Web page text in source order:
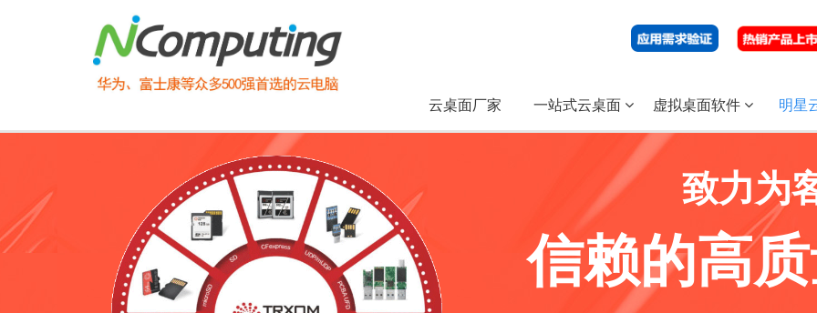
云桌面厂家 一站式云桌面 虚拟桌面软件 明星
致力为
信赖的高